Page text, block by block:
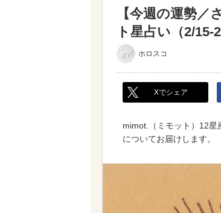
【今週の運勢
ト星占い（2/15-
ホロスコ
Xでシェア
mimot.（ミモット）12
についてお届けします。